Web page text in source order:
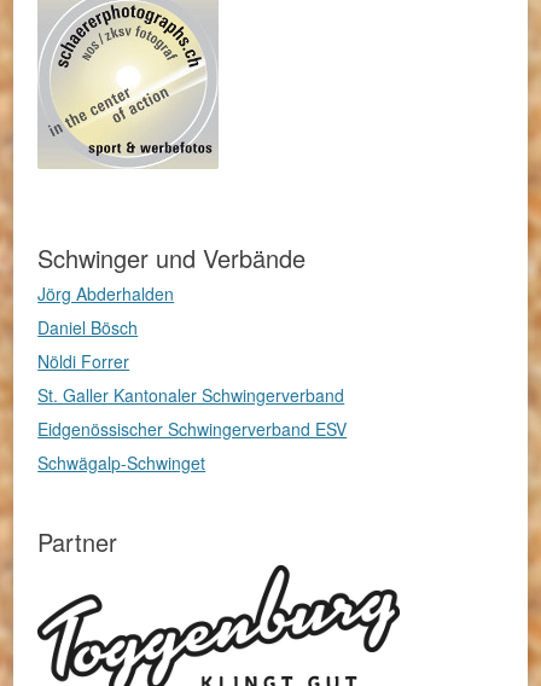
Schwinger und Verbände
Jörg Abderhalden
Daniel Bösch
Nöldi Forrer
St. Galler Kantonaler Schwingerverband
Eidgenössischer Schwingerverband ESV
Schwägalp-Schwinget
Partner